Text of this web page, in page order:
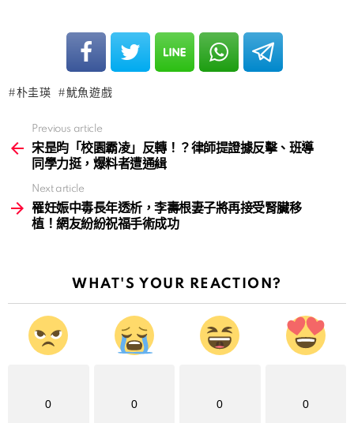
朴圭瑛 魷魚遊戲
more
Previous article
宋昰昀「校園霸凌」反轉！？律師提證據反擊、班導
同學力挺，爆料者遭通緝
Next article
罹妊娠中毒長年透析，李壽根妻子將再接受腎臟移
植！網友紛紛祝福手術成功
WHAT'S YOUR REACTION?
0 0 0 0